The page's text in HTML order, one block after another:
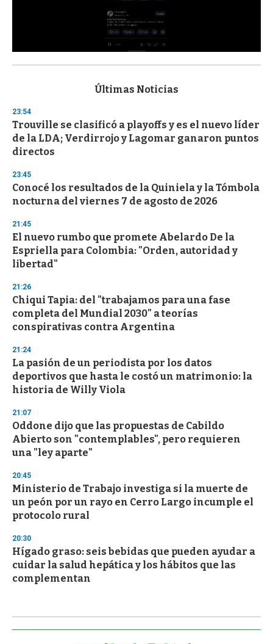
s
d
s
o
f
3
s
e
c
o
d
s
Últimas Noticias
23:54
Trouville se clasificó a playoffs y es el nuevo líder
de la LDA; Verdirrojo y Lagomar ganaron puntos
directos
23:45
Conocé los resultados de la Quiniela y la Tómbola
nocturna del viernes 7 de agosto de 2026
21:45
El nuevo rumbo que promete Abelardo De la
Espriella para Colombia: "Orden, autoridad y
libertad"
21:26
Chiqui Tapia: del "trabajamos para una fase
completa del Mundial 2030" a teorías
conspirativas contra Argentina
21:24
La pasión de un periodista por los datos
deportivos que hasta le costó un matrimonio: la
historia de Willy Viola
21:07
Oddone dijo que las propuestas de Cabildo
Abierto son "contemplables", pero requieren
una "ley aparte"
20:45
Ministerio de Trabajo investiga si la muerte de
un peón por un rayo en Cerro Largo incumple el
protocolo rural
20:30
Hígado graso: seis bebidas que pueden ayudar a
cuidar la salud hepática y los hábitos que las
complementan